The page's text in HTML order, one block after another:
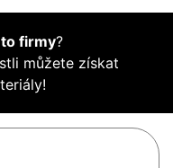
firmy?
můžete získat